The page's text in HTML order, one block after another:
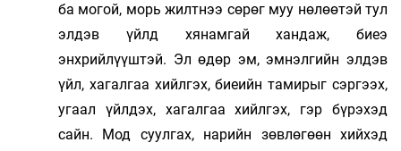
ба могой, морь жилтнээ сөрөг муу нөлөөтэй тул
элдэв үйлд хянамгай хандаж, биеэ
энхрийлүүштэй. Эл өдөр эм, эмнэлгийн элдэв
үйл, хагалгаа хийлгэх, биеийн тамирыг сэргээх,
угаал үйлдэх, хагалгаа хийлгэх, гэр бүрэхэд
сайн. Мод суулгах, нарийн зөвлөгөөн хийхэд